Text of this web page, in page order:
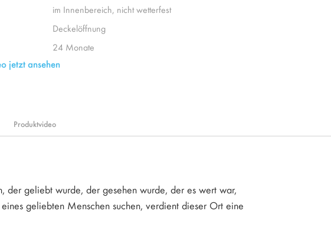
im Innenbereich, nicht wetterfest
Deckelöffnung
24 Monate
jetzt ansehen
der geliebt wurde, der gesehen wurde, der es wert war,
geliebten Menschen suchen, verdient dieser Ort eine
Produktvideo